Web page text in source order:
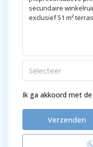
Selecteer
Ik ga akkoord met de
Verzenden